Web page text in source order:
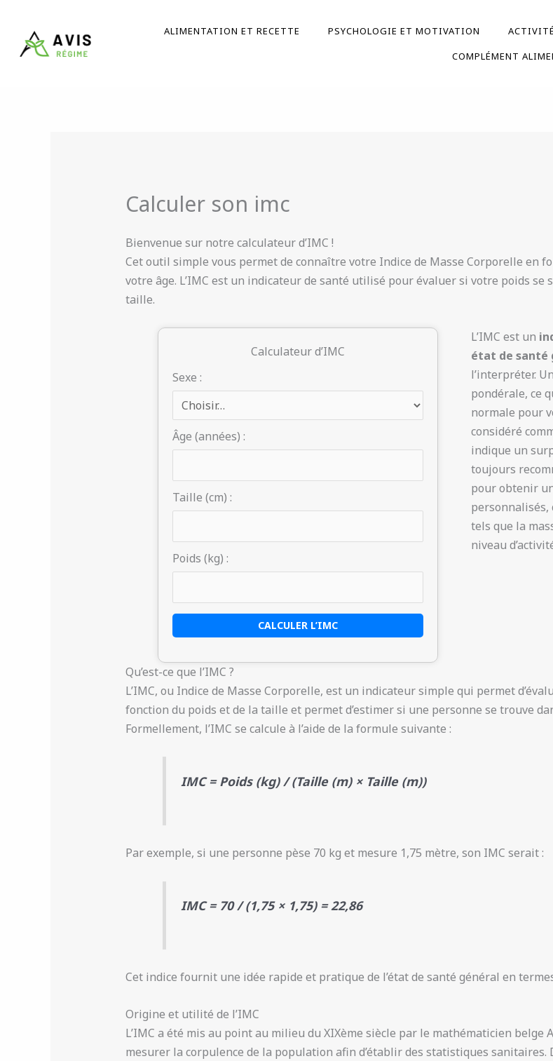
contenu
ALIMENTATION ET RECETTE PSYCHOLOGIE ET MOTIVATION
COMPLÉMENT
Calculer son imc
Bienvenue sur notre calculateur d’IMC !
Cet outil simple vous permet de connaître votre Indice de Masse Corporelle en
votre âge. L’IMC est un indicateur de santé utilisé pour évaluer si votre poids
taille.
Calculateur d’IMC
Sexe :
Âge (années) :
Taille (cm) :
Poids (kg) :
CALCULER L’IMC
L’IMC est un
état de santé
l’interpréter.
pondérale, ce
normale pour
considéré
indique un
toujours
pour obtenir
personnalisés,
tels que la
niveau
Qu’est-ce que l’IMC ?
L’IMC, ou Indice de Masse Corporelle, est un indicateur simple qui permet
fonction du poids et de la taille et permet d’estimer si une personne se trouve
Formellement, l’IMC se calcule à l’aide de la formule suivante :
IMC = Poids (kg) / (Taille (m) × Taille (m))
Par exemple, si une personne pèse 70 kg et mesure 1,75 mètre, son IMC serait :
IMC = 70 / (1,75 × 1,75) = 22,86
Cet indice fournit une idée rapide et pratique de l’état de santé général en
Origine et utilité de l’IMC
L’IMC a été mis au point au milieu du XIXème siècle par le mathématicien
mesurer la corpulence de la population afin d’établir des statistiques